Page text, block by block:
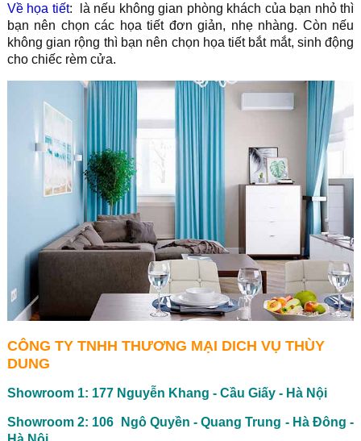
Về họa tiết: là nếu không gian phòng khách của bạn nhỏ thì
bạn nên chọn các họa tiết đơn giản, nhẹ nhàng. Còn nếu
không gian rộng thì bạn nên chọn họa tiết bắt mắt, sinh động
cho chiếc rèm cửa.
CÔNG TY TNHH THƯƠNG MẠI DICH VỤ THÙY
DUNG
Showroom 1: 177 Nguyễn Khang - Cầu Giấy - Hà Nội
Showroom 2: 106 Ngô Quyền - Quang Trung - Hà Đông -